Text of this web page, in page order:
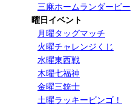
三麻ホームランダービー
曜日イベント
月曜タッグマッチ
火曜チャレンジくじ
水曜東西戦
木曜七福神
金曜三銃士
土曜ラッキービンゴ！